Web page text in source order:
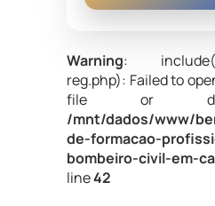
Warning:
reg.php): Failed to
file or
/mnt/dados/www/
de-formacao-
bombeiro-civil-em-
line42